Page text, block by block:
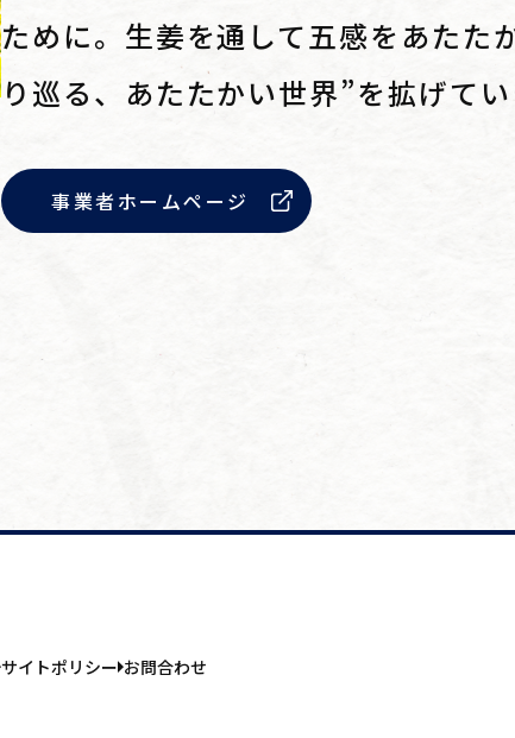
ために。生姜を通して五感をあたた
り巡る、あたたかい世界”を拡げてい
事業者ホームページ
サイトポリシー お問合わせ